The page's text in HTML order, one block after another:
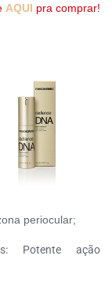
AQUI pra comprar!
periocular;
Potente ação